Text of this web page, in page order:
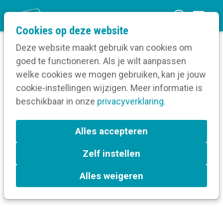
Cookies op deze website
Deze website maakt gebruik van cookies om
goed te functioneren. Als je wilt aanpassen
welke cookies we mogen gebruiken, kan je jouw
cookie-instellingen wijzigen. Meer informatie is
beschikbaar in onze privacyverklaring.
Alles accepteren
Zelf instellen
Alles weigeren
n
m
Home
Blog
Hoe maak je werk van heerlijk heldere
communicatie?
Hoe maak je werk van
heerlijk heldere
communicatie?